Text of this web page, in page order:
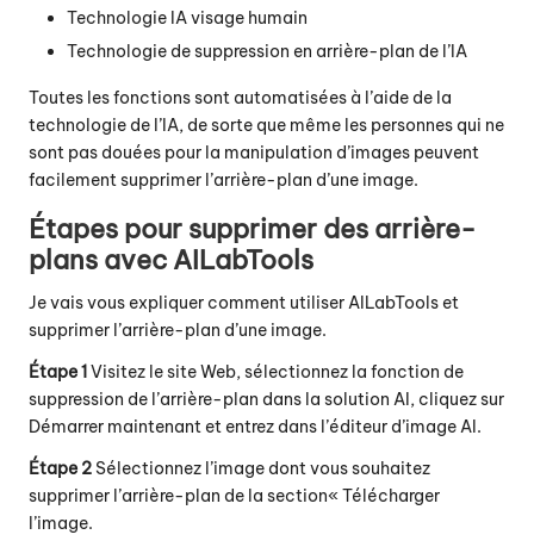
Technologie IA visage humain
Technologie de suppression en arrière-plan de l’IA
Toutes les fonctions sont automatisées à l’aide de la
technologie de l’IA, de sorte que même les personnes qui ne
sont pas douées pour la manipulation d’images peuvent
facilement supprimer l’arrière-plan d’une image.
Étapes pour supprimer des arrière-
plans avec AILabTools
Je vais vous expliquer comment utiliser AILabTools et
supprimer l’arrière-plan d’une image.
Étape 1Visitez le site Web, sélectionnez la fonction de
suppression de l’arrière-plan dans la solution AI, cliquez sur
Démarrer maintenant et entrez dans l’éditeur d’image AI.
Étape 2 Sélectionnez l’image dont vous souhaitez
supprimer l’arrière-plan de la section« Télécharger
l’image.